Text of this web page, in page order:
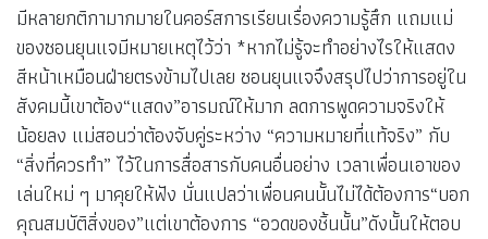
มีหลายกติกามากมายในคอร์สการเรียนเรื่องความรู้สึก แถมแม่
ของซอนยุนแจมีหมายเหตุไว้ว่า *หากไม่รู้จะทำอย่างไรให้แสดง
สีหน้าเหมือนฝ่ายตรงข้ามไปเลย ซอนยุนแจจึงสรุปไปว่าการอยู่ใน
สังคมนี้เขาต้อง“แสดง”อารมณ์ให้มาก ลดการพูดความจริงให้
น้อยลง แม่สอนว่าต้องจับคู่ระหว่าง “ความหมายที่แท้จริง” กับ
“สิ่งที่ควรทำ” ไว้ในการสื่อสารกับคนอื่นอย่าง เวลาเพื่อนเอาของ
เล่นใหม่ ๆ มาคุยให้ฟัง นั่นแปลว่าเพื่อนคนนั้นไม่ได้ต้องการ“บอก
คุณสมบัติสิ่งของ”แต่เขาต้องการ “อวดของชิ้นนั้น”ดังนั้นให้ตอบ